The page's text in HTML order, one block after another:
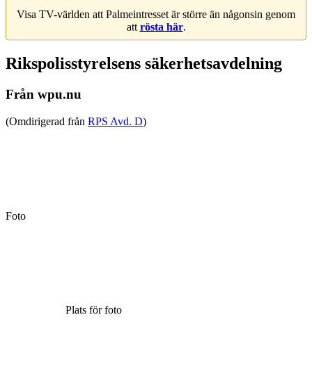
Visa TV-världen att Palmeintresset är större än någonsin genom
att rösta här.
Rikspolisstyrelsens säkerhetsavdelning
Från wpu.nu
(Omdirigerad från RPS Avd. D)
Foto
Plats för foto